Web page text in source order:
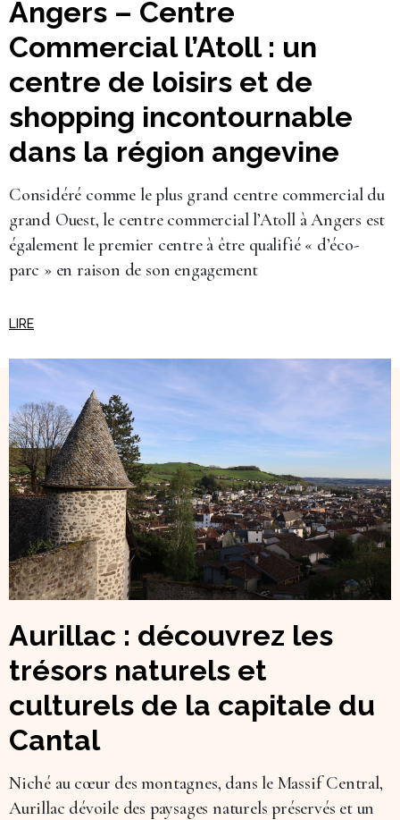
Angers – Centre
Commercial l’Atoll : un
centre de loisirs et de
shopping incontournable
dans la région angevine
Considéré comme le plus grand centre commercial du
grand Ouest, le centre commercial l’Atoll à Angers est
également le premier centre à être qualifié « d’éco-
parc » en raison de son engagement
Aurillac : découvrez les
trésors naturels et
culturels de la capitale du
Cantal
Niché au cœur des montagnes, dans le Massif Central,
Aurillac dévoile des paysages naturels préservés et un